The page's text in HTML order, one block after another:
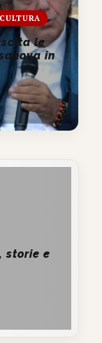
le
in
storie e